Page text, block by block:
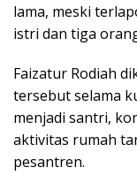
lama, meski
istri dan tiga
Faizatur Rodiah
tersebut selama
menjadi santri,
aktivitas rumah
pesantren.